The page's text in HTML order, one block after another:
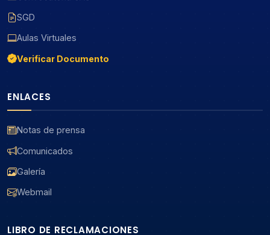
SGD
Aulas Virtuales
Verificar Documento
ENLACES
Notas de prensa
Comunicados
Galería
Webmail
LIBRO DE RECLAMACIONES